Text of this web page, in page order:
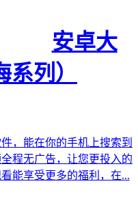
安卓大
列）
，能在你的手机上搜索到
程无广告，让您更投入的
能享受更多的福利，在...